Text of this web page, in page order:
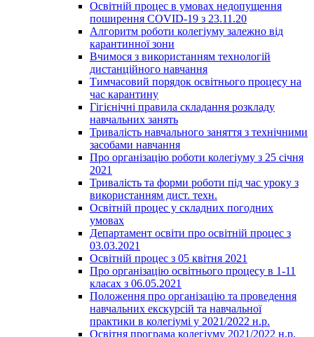
Освітній процес в умовах недопущення
поширення COVID-19 з 23.11.20
Алгоритм роботи колегіуму залежно від
карантинної зони
Вчимося з використанням технологій
дистанційного навчання
Тимчасовий порядок освітнього процесу на
час карантину
Гігієнічні правила складання розкладу
навчальних занять
Тривалість навчального заняття з технічними
засобами навчання
Про організацію роботи колегіуму з 25 січня
2021
Тривалість та форми роботи під час уроку з
використанням дист. техн.
Освітній процес у складних погодних
умовах
Департамент освіти про освітній процес з
03.03.2021
Освітній процес з 05 квітня 2021
Про організацію освітнього процесу в 1-11
класах з 06.05.2021
Положення про організацію та проведення
навчальних екскурсій та навчальної
практики в колегіумі у 2021/2022 н.р.
Освітня програма колегіуму 2021/2022 н.р.